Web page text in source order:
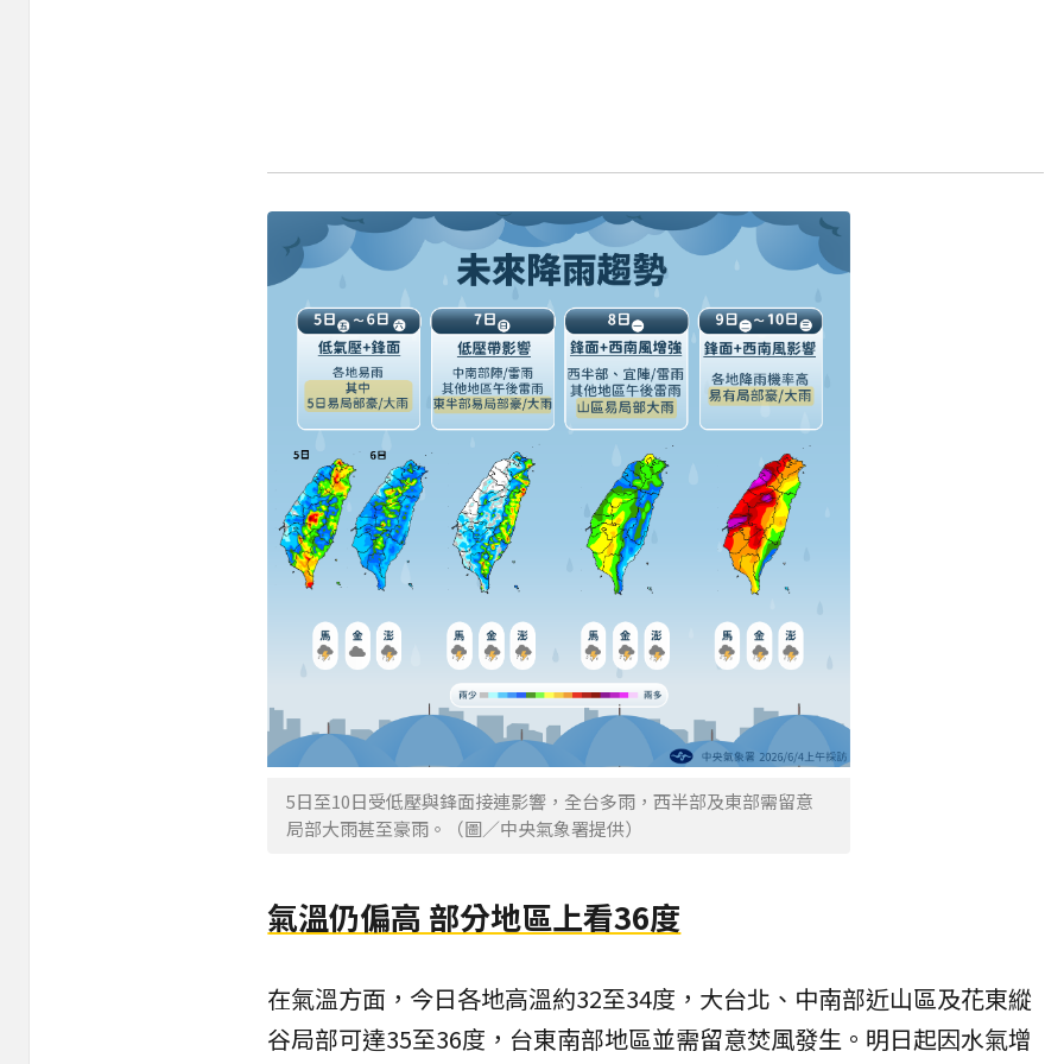
5日至10日受低壓與鋒面接連影響，全台多雨，西半部及東部需留意
局部大雨甚至豪雨。（圖／中央氣象署提供）
氣溫仍偏高 部分地區上看36度
在氣溫方面，今日各地高溫約32至34度，大台北、中南部近山區及花東縱
谷局部可達35至36度，台東南部地區並需留意焚風發生。明日起因水氣增